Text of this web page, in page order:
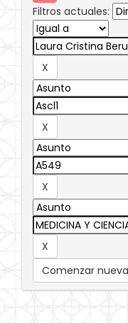
Filtros actuales:
Comenzar